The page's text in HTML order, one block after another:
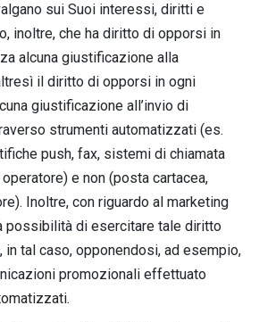
sui Suoi interessi, diritti e
inoltre, che ha diritto di opporsi in
alcuna giustificazione alla
il diritto di opporsi in ogni
giustificazione all’invio di
strumenti automatizzati (es.
push, fax, sistemi di chiamata
e non (posta cartacea,
Inoltre, con riguardo al marketing
possibilità di esercitare tale diritto
in tal caso, opponendosi, ad esempio,
promozionali effettuato